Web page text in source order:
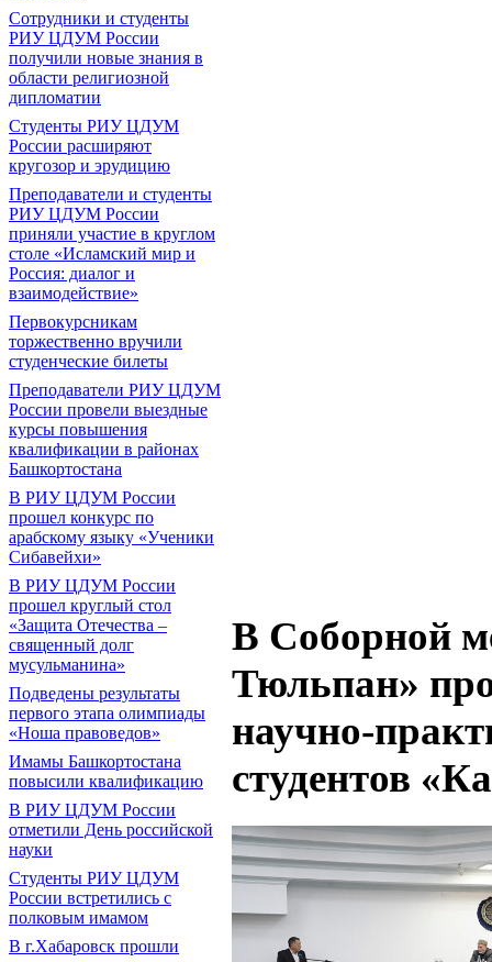
Сотрудники и студенты
РИУ ЦДУМ России
получили новые знания в
области религиозной
дипломатии
Студенты РИУ ЦДУМ
России расширяют
кругозор и эрудицию
Преподаватели и студенты
РИУ ЦДУМ России
приняли участие в круглом
столе «Исламский мир и
Россия: диалог и
взаимодействие»
Первокурсникам
торжественно вручили
студенческие билеты
Преподаватели РИУ ЦДУМ
России провели выездные
курсы повышения
квалификации в районах
Башкортостана
В РИУ ЦДУМ России
прошел конкурс по
арабскому языку «Ученики
Сибавейхи»
В РИУ ЦДУМ России
прошел круглый стол
«Защита Отечества –
священный долг
мусульманина»
Подведены результаты
первого этапа олимпиады
«Ноша правоведов»
Имамы Башкортостана
повысили квалификацию
В РИУ ЦДУМ России
отметили День российской
науки
Студенты РИУ ЦДУМ
России встретились с
полковым имамом
В г.Хабаровск прошли
В Соборной
Тюльпан»
научно-
студентов